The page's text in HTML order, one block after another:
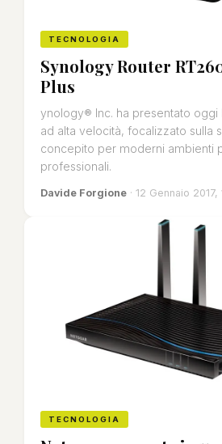
TECNOLOGIA
Synology Router
Plus
ynology® Inc. ha presentato oggi
ad alta velocità, focalizzato sulla
concepito per moderni ambienti
professionali.
Davide Forgione · 12 Gennaio 2017,
TECNOLOGIA